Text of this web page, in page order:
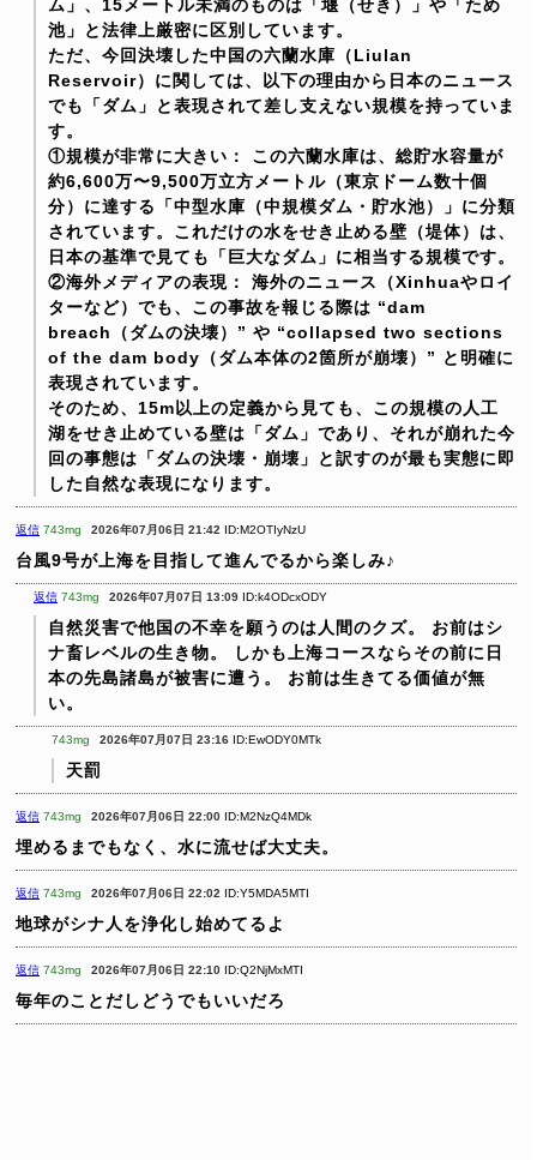
ム」、15メートル未満のものは「堰（せき）」や「ため
池」と法律上厳密に区別しています。
ただ、今回決壊した中国の六蘭水庫（Liulan
Reservoir）に関しては、以下の理由から日本のニュース
でも「ダム」と表現されて差し支えない規模を持っていま
す。
①規模が非常に大きい：
この六蘭水庫は、総貯水容量が
約6,600万〜9,500万立方メートル（東京ドーム数十個
分）に達する「中型水庫（中規模ダム・貯水池）」に分類
されています。これだけの水をせき止める壁（堤体）は、
日本の基準で見ても「巨大なダム」に相当する規模です。
②海外メディアの表現：
海外のニュース（Xinhuaやロイ
ターなど）でも、この事故を報じる際は “dam
breach（ダムの決壊）” や “collapsed two sections
of the dam body（ダム本体の2箇所が崩壊）” と明確に
表現されています。
そのため、15m以上の定義から見ても、この規模の人工
湖をせき止めている壁は「ダム」であり、それが崩れた今
回の事態は「ダムの決壊・崩壊」と訳すのが最も実態に即
した自然な表現になります。
返信 743mg 2026年07月06日 21:42 ID:M2OTIyNzU
台風9号が上海を目指して進んでるから楽しみ♪
返信 743mg 2026年07月07日 13:09 ID:k4ODcxODY
自然災害で他国の不幸を願うのは人間のクズ。
お前はシ
ナ畜レベルの生き物。
しかも上海コースならその前に日
本の先島諸島が被害に遭う。
お前は生きてる価値が無
い。
743mg 2026年07月07日 23:16 ID:EwODY0MTk
天罰
返信 743mg 2026年07月06日 22:00 ID:M2NzQ4MDk
埋めるまでもなく、水に流せば大丈夫。
返信 743mg 2026年07月06日 22:02 ID:Y5MDA5MTI
地球がシナ人を浄化し始めてるよ
返信 743mg 2026年07月06日 22:10 ID:Q2NjMxMTI
毎年のことだしどうでもいいだろ